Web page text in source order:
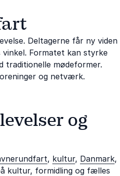
Deltagerne får ny viden
vinkel. Formatet kan styrke
traditionelle mødeformer.
og netværk.
og
, kultur, Danmark,
kultur, formidling og fælles